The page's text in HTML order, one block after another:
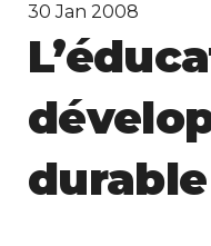
30 Jan 2008
durable